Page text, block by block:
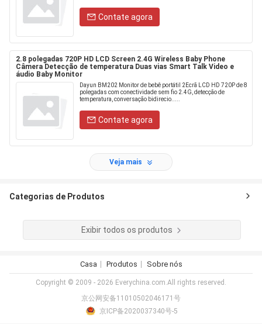
Contate agora
2.8 polegadas 720P HD LCD Screen 2.4G Wireless Baby Phone
Câmera Detecção de temperatura Duas vias Smart Talk Video e
áudio Baby Monitor
Dayun BM202 Monitor de bebê portátil 2Ecrã LCD HD 720P de 8
polegadas com conectividade sem fio 2.4G, detecção de
temperatura, conversação bidirecio.....
Contate agora
Veja mais
Categorias de Produtos
Exibir todos os produtos
Casa Produtos Sobre nós
Copyright © 2009 - 2026 Everychina.com.All rights reserved.
京公网安备11010502046171号
京ICP备2020037340号-5